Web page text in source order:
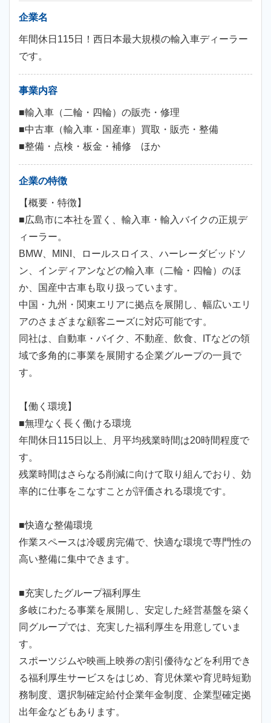
企業名
年間休日115日！西日本最大規模の輸入車ディーラー
です。
事業内容
■輸入車（二輪・四輪）の販売・修理
■中古車（輸入車・国産車）買取・販売・整備
■整備・点検・板金・補修 ほか
企業の特徴
【概要・特徴】
■広島市に本社を置く、輸入車・輸入バイクの正規デ
ィーラー。
BMW、MINI、ロールスロイス、ハーレーダビッドソ
ン、インディアンなどの輸入車（二輪・四輪）のほ
か、国産中古車も取り扱っています。
中国・九州・関東エリアに拠点を展開し、幅広いエリ
アのさまざまな顧客ニーズに対応可能です。
同社は、自動車・バイク、不動産、飲食、ITなどの領
域で多角的に事業を展開する企業グループの一員で
す。
【働く環境】
■無理なく長く働ける環境
年間休日115日以上、月平均残業時間は20時間程度で
す。
残業時間はさらなる削減に向けて取り組んでおり、効
率的に仕事をこなすことが評価される環境です。
■快適な整備環境
作業スペースは冷暖房完備で、快適な環境で専門性の
高い整備に集中できます。
■充実したグループ福利厚生
多岐にわたる事業を展開し、安定した経営基盤を築く
同グループでは、充実した福利厚生を用意していま
す。
スポーツジムや映画上映券の割引優待などを利用でき
る福利厚生サービスをはじめ、育児休業や育児時短勤
務制度、選択制確定給付企業年金制度、企業型確定拠
出年金などもあります。